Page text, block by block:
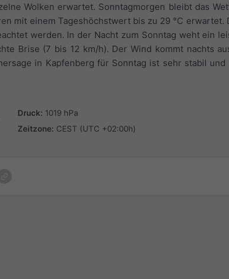
Wolken erwartet. Sonntagmorgen bleibt das
mit einem Tageshöchstwert bis zu 29 °C erwartet.
werden. In der Nacht zum Sonntag weht ein
Brise (7 bis 12 km/h). Der Wind kommt nachts
in Kapfenberg für Sonntag ist sehr stabil und
Druck: 1019 hPa
Zeitzone: CEST (UTC +02:00h)